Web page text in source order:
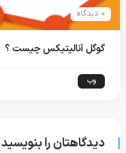
۰ دیدگاه
گوگل آنالیتیکس چیست ؟
وب
دیدگاهتان را بنویسید